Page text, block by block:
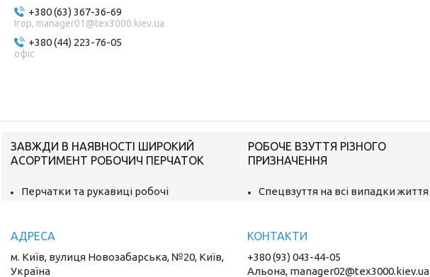
+380 (63) 367-36-69
Ігор, manager01@tex3000.kiev.ua
+380 (44) 223-76-05
oфіс
ЗАВЖДИ В НАЯВНОСТІ ШИРОКИЙ
АСОРТИМЕНТ РОБОЧИЧ ПЕРЧАТОК
Перчатки та рукавиці робочі
РОБОЧЕ ВЗУТТЯ РІЗНОГО
ПРИЗНАЧЕННЯ
Спецвзуття на всі випадки життя
м. Київ, вулиця Новозабарська, №20, Київ,
Україна
+380 (93) 043-44-05
Альона, manager02@tex3000.kiev.ua